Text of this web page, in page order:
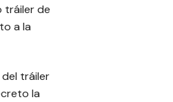
tráiler de
a la
tráiler
la